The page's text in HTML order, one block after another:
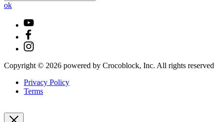
ok
Copyright © 2026 powered by Crocoblock, Inc. All rights reserved
Privacy Policy
Terms